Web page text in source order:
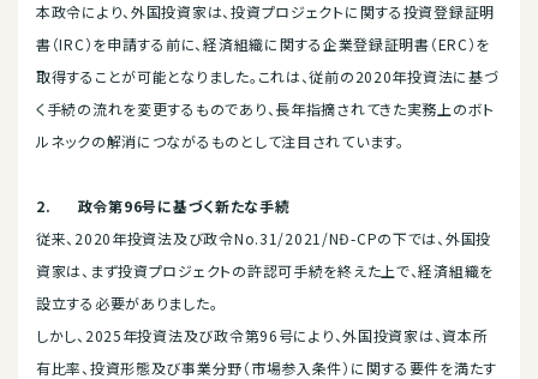
本政令により、外国投資家は、投資プロジェクトに関する投資登録証明
書（IRC）を申請する前に、経済組織に関する企業登録証明書（ERC）を
取得することが可能となりました。これは、従前の2020年投資法に基づ
く手続の流れを変更するものであり、長年指摘されてきた実務上のボト
ルネックの解消につながるものとして注目されています。
2. 政令第96号に基づく新たな手続
従来、2020年投資法及び政令No.31/2021/NĐ-CPの下では、外国投
資家は、まず投資プロジェクトの許認可手続を終えた上で、経済組織を
設立する必要がありました。
しかし、2025年投資法及び政令第96号により、外国投資家は、資本所
有比率、投資形態及び事業分野（市場参入条件）に関する要件を満たす